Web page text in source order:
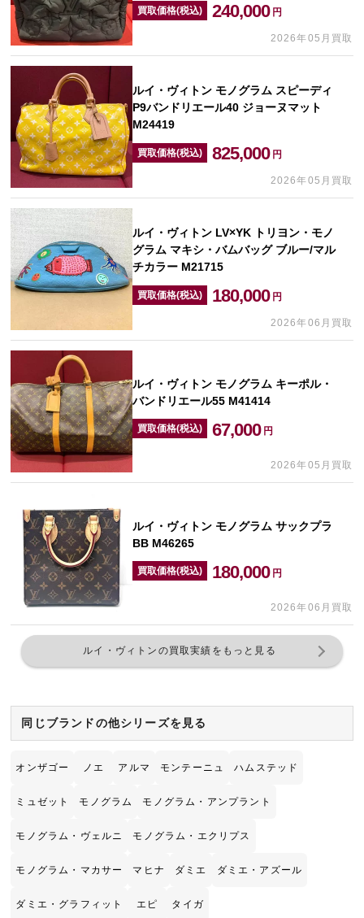
買取価格(税込) 240,000 円
2026年05月買取
ルイ・ヴィトン モノグラム スピーディ
P9バンドリエール40 ジョーヌマット
M24419
買取価格(税込) 825,000 円
2026年05月買取
ルイ・ヴィトン LV×YK トリヨン・モノ
グラム マキシ・バムバッグ ブルー/マル
チカラー M21715
買取価格(税込) 180,000 円
2026年06月買取
ルイ・ヴィトン モノグラム キーポル・
バンドリエール55 M41414
買取価格(税込) 67,000 円
2026年05月買取
ルイ・ヴィトン モノグラム サックプラ
BB M46265
買取価格(税込) 180,000 円
2026年06月買取
ルイ・ヴィトンの買取実績をもっと見る
同じブランドの他シリーズを見る
オンザゴー ノエ アルマ モンテーニュ ハムステッド
ミュゼット モノグラム モノグラム・アンプラント
モノグラム・ヴェルニ モノグラム・エクリプス
モノグラム・マカサー マヒナ ダミエ ダミエ・アズール
ダミエ・グラフィット エピ タイガ